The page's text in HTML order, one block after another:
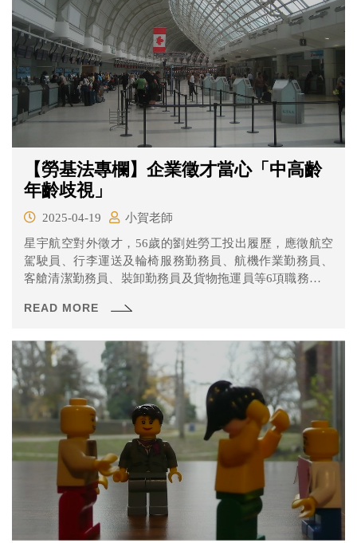
【勞基法專欄】企業徵才當心「中高齡
年齡歧視」
2025-04-19
小賀老師
星宇航空對外徵才，56歲的劉姓勞工投出履歷，應徵航空
駕駛員、行李運送及輪椅服務勤務員、航機作業勤務員、
客艙清潔勤務員、裝卸勤務員及貨物拖運員等6項職務，卻
提出申訴，認為星宇「控歧視中高齡就業」，桃園市府開
評估，並無歧視，仍遭勞動部駁回。
READ MORE